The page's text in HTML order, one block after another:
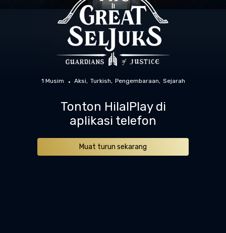
1 Musim Aksi Turkish Pengembaraan Sejarah
Tonton HilalPlay di
aplikasi telefon
Muat turun sekarang